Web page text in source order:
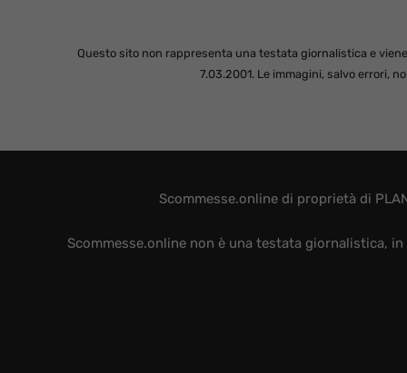
Questo sito non rappresenta una testata giornalistica e
7.03.2001. Le immagini, salvo errori,
Scommesse.online di proprietà di
Scommesse.online non è una testata giornalistica,